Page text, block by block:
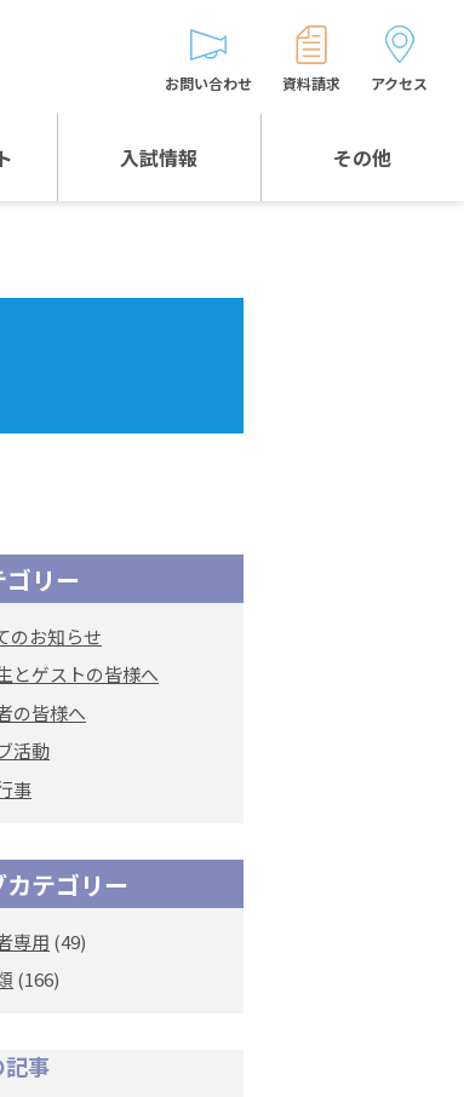
入試情報 その他
お問い合わせ 資料請求 アクセス
ゴリー
のお知らせ
とゲストの皆様へ
の皆様へ
活動
事
カテゴリー
専用 (49)
(166)
記事